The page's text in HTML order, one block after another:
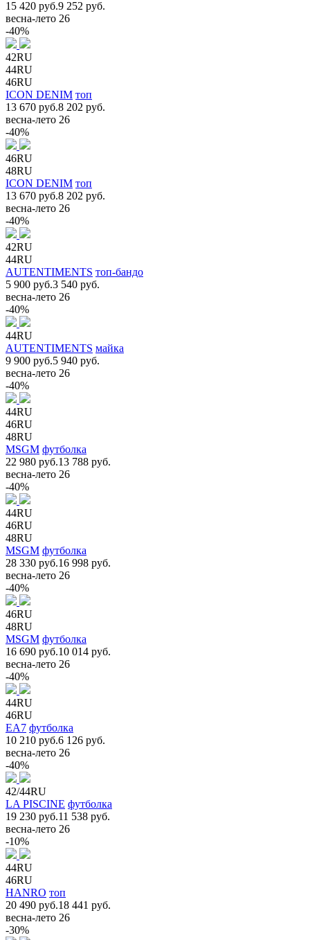
15 420 руб.9 252 руб.
весна-лето 26
-40%
42RU
44RU
46RU
ICON DENIM топ
13 670 руб.8 202 руб.
весна-лето 26
-40%
46RU
48RU
ICON DENIM топ
13 670 руб.8 202 руб.
весна-лето 26
-40%
42RU
44RU
AUTENTIMENTS топ-бандо
5 900 руб.3 540 руб.
весна-лето 26
-40%
44RU
AUTENTIMENTS майка
9 900 руб.5 940 руб.
весна-лето 26
-40%
44RU
46RU
48RU
MSGM футболка
22 980 руб.13 788 руб.
весна-лето 26
-40%
44RU
46RU
48RU
MSGM футболка
28 330 руб.16 998 руб.
весна-лето 26
-40%
46RU
48RU
MSGM футболка
16 690 руб.10 014 руб.
весна-лето 26
-40%
44RU
46RU
EA7 футболка
10 210 руб.6 126 руб.
весна-лето 26
-40%
42/44RU
LA PISCINE футболка
19 230 руб.11 538 руб.
весна-лето 26
-10%
44RU
46RU
HANRO топ
20 490 руб.18 441 руб.
весна-лето 26
-30%